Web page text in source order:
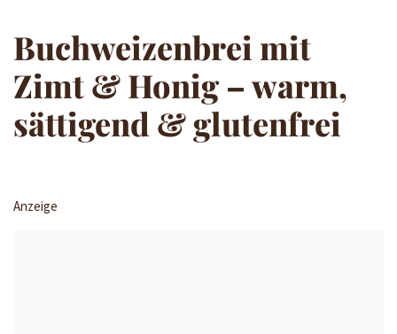
Buchweizenbrei mit
Zimt & Honig – warm,
sättigend & glutenfrei
Anzeige